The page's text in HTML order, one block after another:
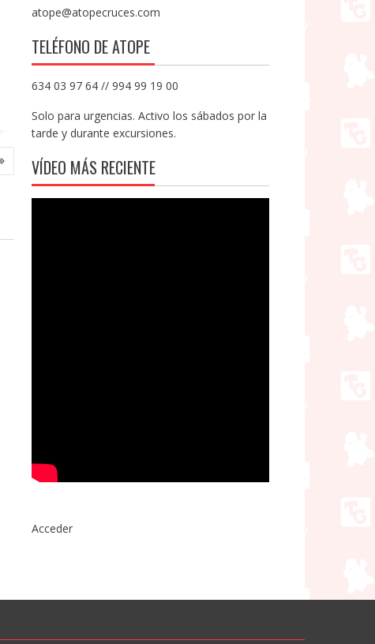
atope@atopecruces.com
TELÉFONO DE ATOPE
634 03 97 64 // 994 99 19 00
Solo para urgencias. Activo los sábados por la
tarde y durante excursiones.
VÍDEO MÁS RECIENTE
Acceder